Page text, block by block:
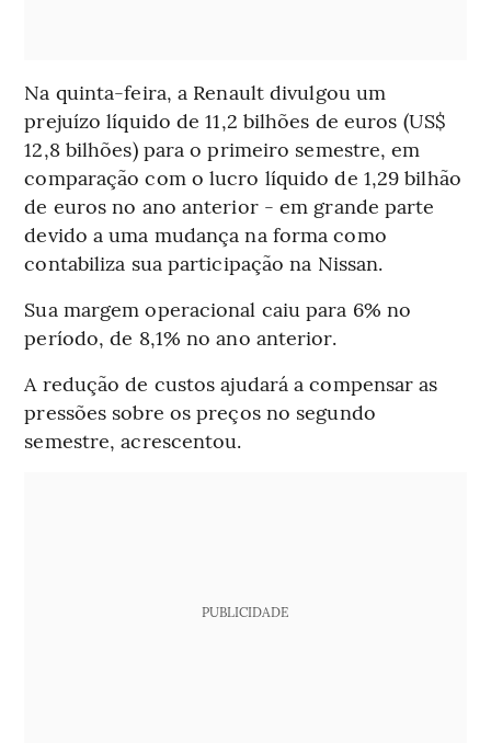
Na quinta-feira, a Renault divulgou um
prejuízo líquido de 11,2 bilhões de euros (US$
12,8 bilhões) para o primeiro semestre, em
comparação com o lucro líquido de 1,29 bilhão
de euros no ano anterior - em grande parte
devido a uma mudança na forma como
contabiliza sua participação na Nissan.
Sua margem operacional caiu para 6% no
período, de 8,1% no ano anterior.
A redução de custos ajudará a compensar as
pressões sobre os preços no segundo
semestre, acrescentou.
PUBLICIDADE